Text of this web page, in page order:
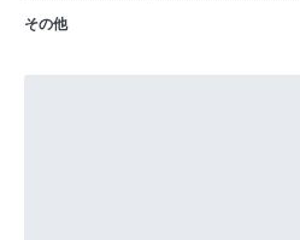
その他